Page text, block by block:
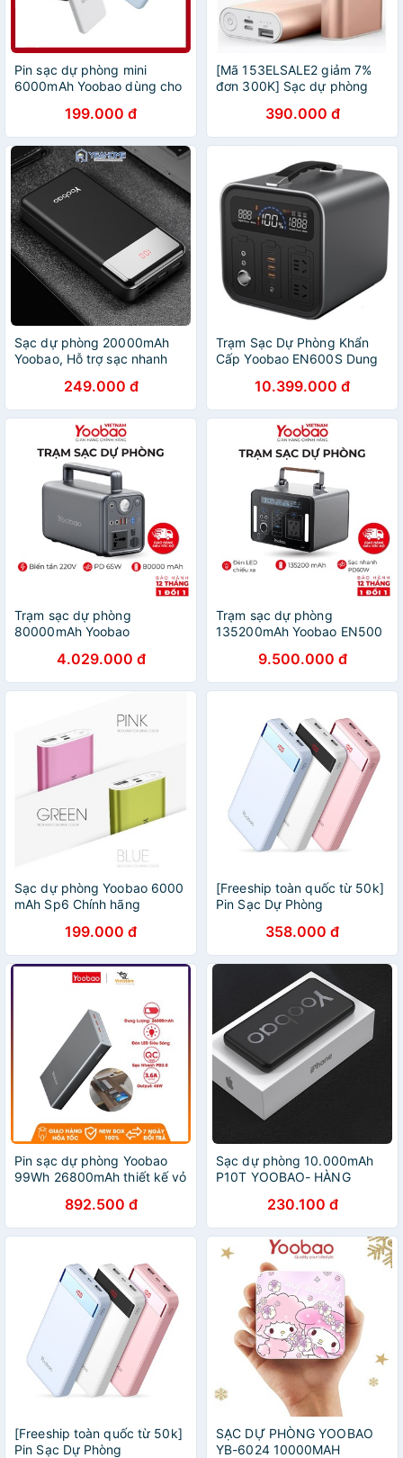
Pin sạc dự phòng mini
6000mAh Yoobao dùng cho
bảng...Hàng chính hãng
yoobao
199.000 đ
[Mã 153ELSALE2 giảm 7%
đơn 300K] Sạc dự phòng
390.000 đ
Sạc dự phòng 20000mAh
Yoobao, Hỗ trợ sạc nhanh
màn hình hiển thị pin cao
cấp - Hàng chính hãng
249.000 đ
Trạm Sạc Dự Phòng Khẩn
Cấp Yoobao EN600S Dung
600W/ Sạc Nhanh PD 60W
Tích Hợp Đèn Pin
10.399.000 đ
Trạm sạc dự phòng
80000mAh Yoobao
PD65W 220V/300W - Hàng
chính hãng - Bảo hành 12
tháng 1 đổi 1
4.029.000 đ
Trạm sạc dự phòng
135200mAh Yoobao EN500
220V/150W - Hàng chính
hãng - Bảo hành 12 tháng 1
đổi 1
9.500.000 đ
Sạc dự phòng Yoobao 6000
mAh Sp6 Chính hãng
199.000 đ
[Freeship toàn quốc từ 50k]
Pin Sạc Dự Phòng
M20Pro có đèn pin LED
Chính hãng
358.000 đ
Pin sạc dự phòng Yoobao
99Wh 26800mAh thiết kế vỏ
45W, QC 3.0 sạc cho điện
thoại laptop,Macbook
892.500 đ
Sạc dự phòng 10.000mAh
P10T YOOBAO- HÀNG
230.100 đ
[Freeship toàn quốc từ 50k]
Pin Sạc Dự Phòng
SẠC DỰ PHÒNG YOOBAO
YB-6024 10000MAH